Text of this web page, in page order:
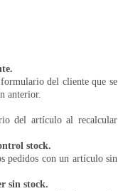
del cliente que se
anterior.
del artículo al recalcular
stock.
pedidos con un artículo sin
sin stock.